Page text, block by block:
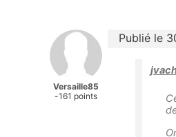
Versaille85
-161 points
Publié le